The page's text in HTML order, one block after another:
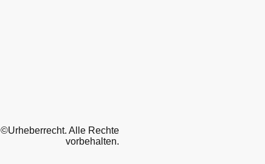
©Urheberrecht. Alle Rechte
vorbehalten.